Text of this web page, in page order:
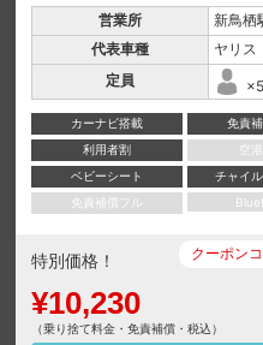
営業所
新鳥栖
代表車種
ヤリス
定員
カーナビ搭載 免責
利用者割
空港
ベビーシート
チャイ
免責補償フル
特別価格！
¥10,230
（乗り捨て料金・免責補償・税込）
クーポン